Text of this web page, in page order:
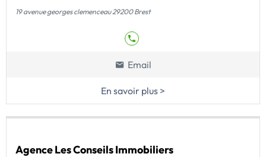
19 avenue georges clemenceau 29200 Brest
Email
En savoir plus >
Agence Les Conseils Immobiliers